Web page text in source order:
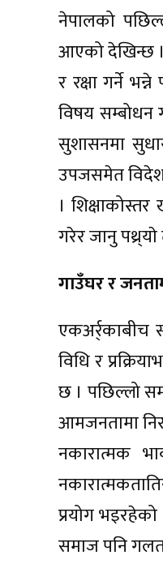
नेपालको
आएको देखिन्छ
र रक्षा गर्ने
विषय सम्बोधन
सुशासनमा
उपजसमेत
।
गरेर जानु
गाउँघर र
एकअर्र्काबीच
विधि र
छ । पछिल्लो
आमजनतामा
नकारात्मक
प्रयोग
समाज पनि गलत